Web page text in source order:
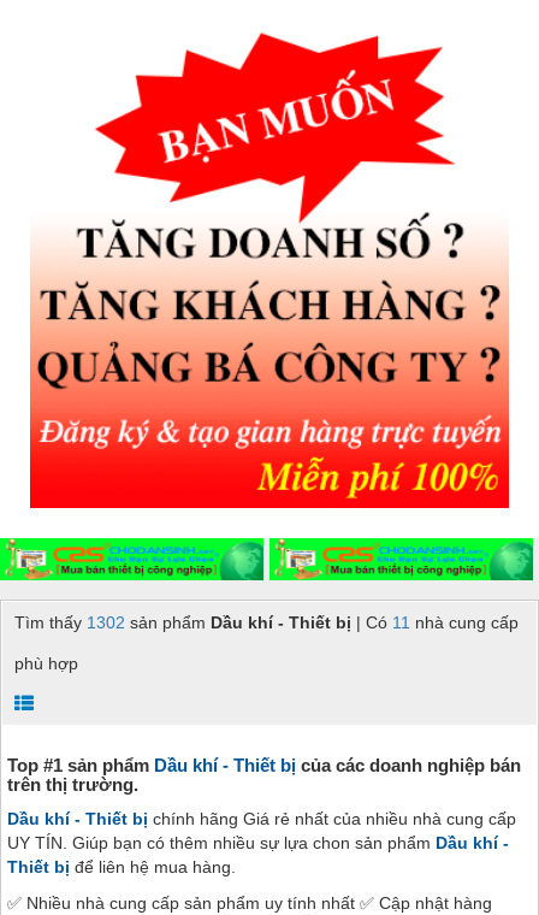
Tìm thấy 1302 sản phẩm Dầu khí - Thiết bị | Có 11 nhà cung cấp
phù hợp
Top #1 sản phẩm Dầu khí - Thiết bị của các doanh nghiệp bán
trên thị trường.
Dầu khí - Thiết bị chính hãng Giá rẻ nhất của nhiều nhà cung cấp
UY TÍN. Giúp bạn có thêm nhiều sự lựa chon sản phẩm Dầu khí -
Thiết bị để liên hệ mua hàng.
✅ Nhiều nhà cung cấp sản phẩm uy tính nhất ✅ Cập nhật hàng